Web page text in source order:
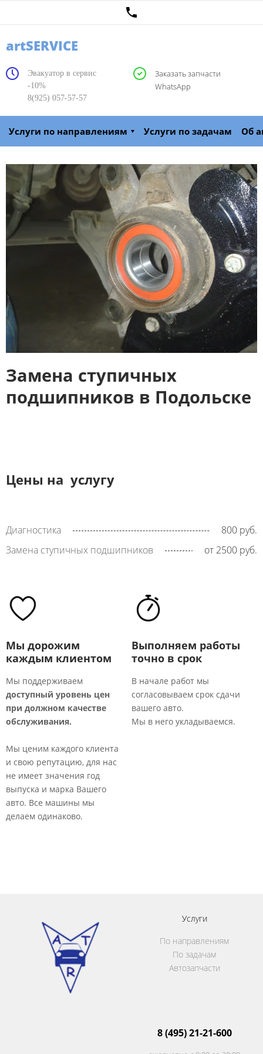
artSERVICE
Эвакуатор в сервис
-10%
8(925) 057-57-57
Заказать запчасти
WhatsApp
Услуги по направлениям Услуги по задачам Об
Замена ступичных
подшипников в Подольске
Цены на услугу
Диагностика
800 руб.
Замена ступичных подшипников
от 2500 руб.
Мы дорожим
каждым клиентом
Мы поддерживаем
доступный уровень цен
при должном качестве
обслуживания.
Мы ценим каждого клиента
и свою репутацию, для нас
не имеет значения год
выпуска и марка Вашего
авто. Все машины мы
делаем одинаково.​
Выполняем работы
точно в срок
В начале работ мы
согласовываем срок сдачи
вашего авто.
Мы в него укладываемся.
Услуги
По направлениям
По задачам
Автозапчасти
8 (495) 21-21-600